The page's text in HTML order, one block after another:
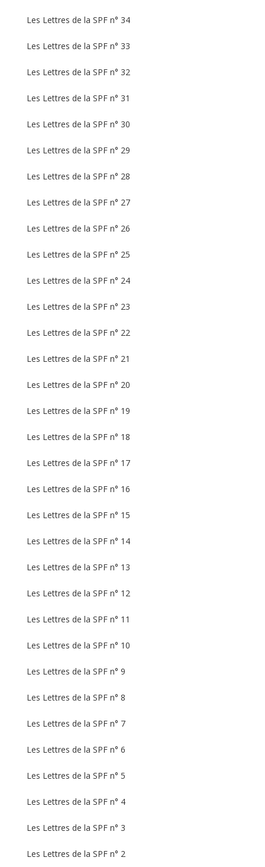
Les Lettres de la SPF n° 34
Les Lettres de la SPF n° 33
Les Lettres de la SPF n° 32
Les Lettres de la SPF n° 31
Les Lettres de la SPF n° 30
Les Lettres de la SPF n° 29
Les Lettres de la SPF n° 28
Les Lettres de la SPF n° 27
Les Lettres de la SPF n° 26
Les Lettres de la SPF n° 25
Les Lettres de la SPF n° 24
Les Lettres de la SPF n° 23
Les Lettres de la SPF n° 22
Les Lettres de la SPF n° 21
Les Lettres de la SPF n° 20
Les Lettres de la SPF n° 19
Les Lettres de la SPF n° 18
Les Lettres de la SPF n° 17
Les Lettres de la SPF n° 16
Les Lettres de la SPF n° 15
Les Lettres de la SPF n° 14
Les Lettres de la SPF n° 13
Les Lettres de la SPF n° 12
Les Lettres de la SPF n° 11
Les Lettres de la SPF n° 10
Les Lettres de la SPF n° 9
Les Lettres de la SPF n° 8
Les Lettres de la SPF n° 7
Les Lettres de la SPF n° 6
Les Lettres de la SPF n° 5
Les Lettres de la SPF n° 4
Les Lettres de la SPF n° 3
Les Lettres de la SPF n° 2